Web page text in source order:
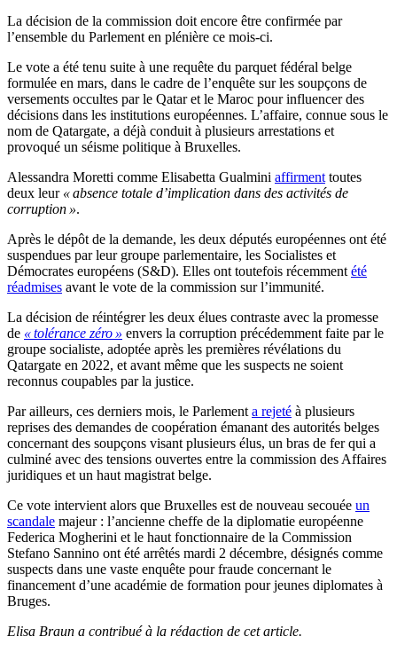
La décision de la commission doit encore être confirmée par
l’ensemble du Parlement en plénière ce mois-ci.
Le vote a été tenu suite à une requête du parquet fédéral belge
formulée en mars, dans le cadre de l’enquête sur les soupçons de
versements occultes par le Qatar et le Maroc pour influencer des
décisions dans les institutions européennes. L’affaire, connue sous le
nom de Qatargate, a déjà conduit à plusieurs arrestations et
provoqué un séisme politique à Bruxelles.
Alessandra Moretti comme Elisabetta Gualmini affirment toutes
deux leur « absence totale d’implication dans des activités de
corruption ».
Après le dépôt de la demande, les deux députés européennes ont été
suspendues par leur groupe parlementaire, les Socialistes et
Démocrates européens (S&D). Elles ont toutefois récemment été
réadmises avant le vote de la commission sur l’immunité.
La décision de réintégrer les deux élues contraste avec la promesse
de « tolérance zéro » envers la corruption précédemment faite par le
groupe socialiste, adoptée après les premières révélations du
Qatargate en 2022, et avant même que les suspects ne soient
reconnus coupables par la justice.
Par ailleurs, ces derniers mois, le Parlement a rejeté à plusieurs
reprises des demandes de coopération émanant des autorités belges
concernant des soupçons visant plusieurs élus, un bras de fer qui a
culminé avec des tensions ouvertes entre la commission des Affaires
juridiques et un haut magistrat belge.
Ce vote intervient alors que Bruxelles est de nouveau secouée un
scandale majeur : l’ancienne cheffe de la diplomatie européenne
Federica Mogherini et le haut fonctionnaire de la Commission
Stefano Sannino ont été arrêtés mardi 2 décembre, désignés comme
suspects dans une vaste enquête pour fraude concernant le
financement d’une académie de formation pour jeunes diplomates à
Bruges.
Elisa Braun a contribué à la rédaction de cet article.